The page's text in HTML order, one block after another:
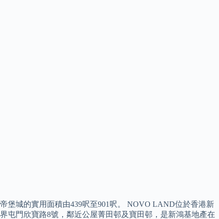
帝堡城的實用面積由439呎至901呎。 NOVO LAND位於香港新
界屯門欣寶路8號，鄰近公屋菁田邨及寶田邨，是新鴻基地產在